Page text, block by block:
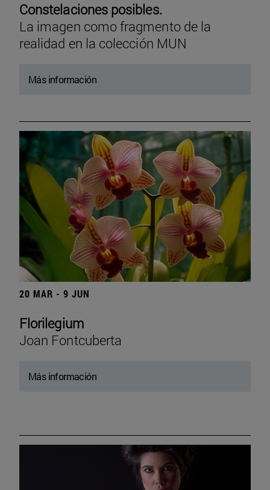
Constelaciones posibles.
La imagen como fragmento de la
realidad en la colección MUN
Más información
20 MAR - 9 JUN
Florilegium
Joan Fontcuberta
Más información